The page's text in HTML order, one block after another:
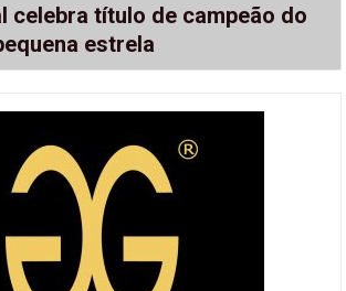
celebra título de campeão do
estrela